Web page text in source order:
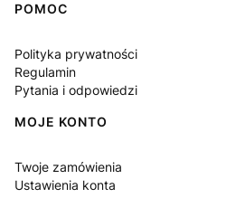
POMOC
Polityka prywatności
Regulamin
Pytania i odpowiedzi
MOJE KONTO
Twoje zamówienia
Ustawienia konta